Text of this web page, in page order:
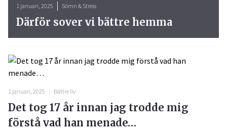
1 januari, 2025 Sömn & Stress
Därför sover vi bättre hemma
1 januari, 2025 Bättre liv
Det tog 17 år innan jag trodde mig
förstå vad han menade…